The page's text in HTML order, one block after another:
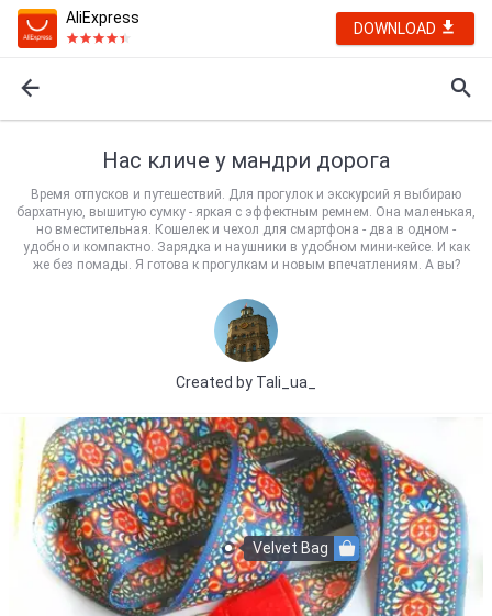
AliExpress
DOWNLOAD
Нас кличе у мандри дорога
Время отпусков и путешествий. Для прогулок и экскурсий я выбираю
бархатную, вышитую сумку - яркая с эффектным ремнем. Она маленькая,
но вместительная. Кошелек и чехол для смартфона - два в одном -
удобно и компактно. Зарядка и наушники в удобном мини-кейсе. И как
же без помады. Я готова к прогулкам и новым впечатлениям. А вы?
Created by Tali_ua_
Velvet Bag